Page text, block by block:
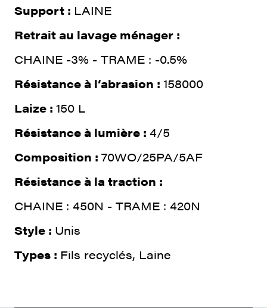
Support : LAINE
Retrait au lavage ménager :
CHAINE -3% - TRAME : -0.5%
Résistance à l‘abrasion : 158000
Laize : 150 L
Résistance à lumière : 4/5
Composition : 70WO/25PA/5AF
Résistance à la traction :
CHAINE : 450N - TRAME : 420N
Style : Unis
Types : Fils recyclés, Laine